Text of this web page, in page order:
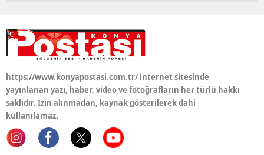
https://www.konyapostasi.com.tr/ internet sitesinde
yayınlanan yazı, haber, video ve fotoğrafların her türlü hakkı
saklıdır. İzin alınmadan, kaynak gösterilerek dahi
kullanılamaz.